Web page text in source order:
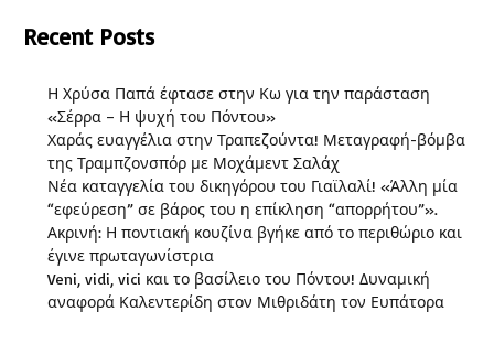
Recent Posts
Η Χρύσα Παπά έφτασε στην Κω για την παράσταση
«Σέρρα – Η ψυχή του Πόντου»
Χαράς ευαγγέλια στην Τραπεζούντα! Μεταγραφή-βόμβα
της Τραμπζονσπόρ με Μοχάμεντ Σαλάχ
Νέα καταγγελία του δικηγόρου του Γιαϊλαλί! «Άλλη μία
“εφεύρεση” σε βάρος του η επίκληση “απορρήτου”».
Ακρινή: Η ποντιακή κουζίνα βγήκε από το περιθώριο και
έγινε πρωταγωνίστρια
Veni, vidi, vici και το βασίλειο του Πόντου! Δυναμική
αναφορά Καλεντερίδη στον Μιθριδάτη τον Ευπάτορα